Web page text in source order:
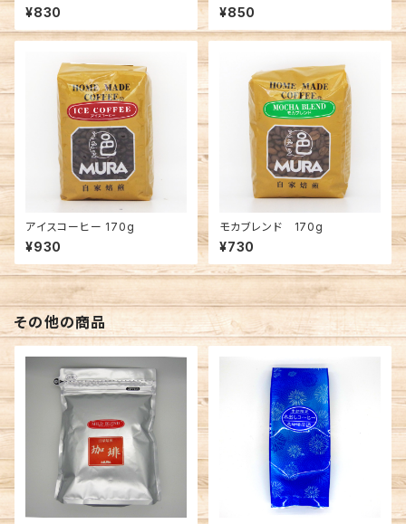
¥830 ¥850
アイスコーヒー 170g
¥930
モカブレンド 170g
¥730
その他の商品